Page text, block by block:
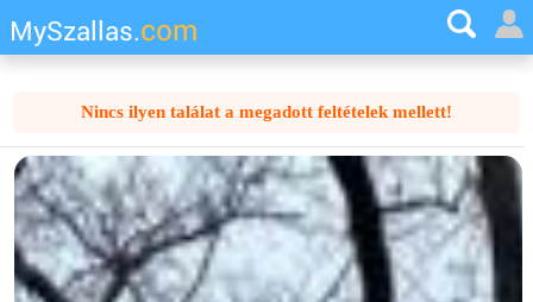
MySzallas.com
Nincs ilyen találat a megadott feltételek mellett!